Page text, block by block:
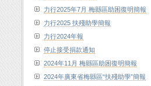
力行2025年7月 梅縣區助困復明簡報
力行2025 扶殘助學簡報
力行2024年報
停止接受捐款通知
2024年11月 梅縣區助困復明簡報
2024年廣東省梅縣區“扶殘助學”簡報